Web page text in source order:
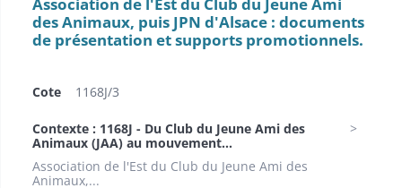
des Animaux, puis JPN d'Alsace : documents
de présentation et supports promotionnels.
Cote 1168J/3
Contexte : 1168J - Du Club du Jeune Ami des
Animaux (JAA) au mouvement...
Association de l'Est du Club du Jeune Ami des
Animaux,...